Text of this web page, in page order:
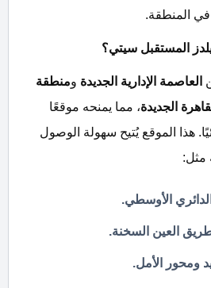
في المنطقة.
المستقبل سيتي؟
العاصمة الإدارية الجديدة ومنطقة
الجديدة، مما يمنحه موقعًا
هذا الموقع يُتيح سهولة الوصول
مثل:
الأوسطي.
العين السخنة.
ومحور الأمل.